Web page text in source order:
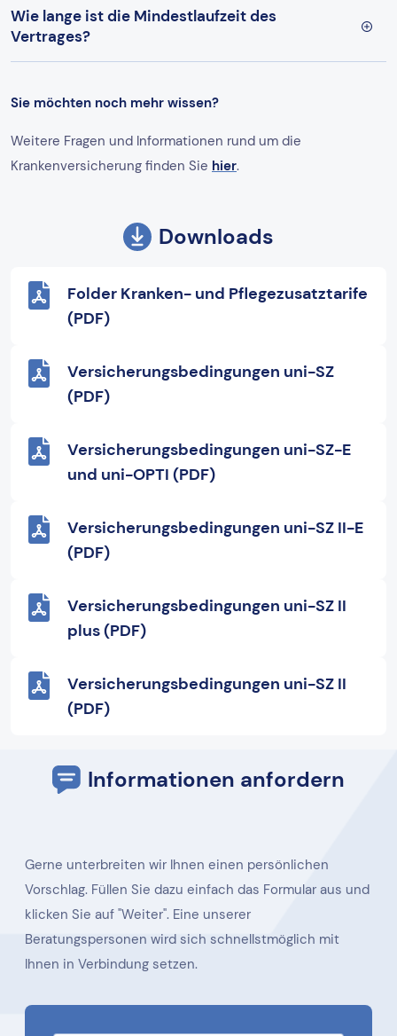
Wie lange ist die Mindestlaufzeit des
Vertrages?
Sie möchten noch mehr wissen?
Weitere Fragen und Informationen rund um die
Krankenversicherung finden Sie hier.
Downloads
Folder Kranken- und Pflegezusatztarife
(PDF)
Versicherungsbedingungen uni-SZ
(PDF)
Versicherungsbedingungen uni-SZ-E
und uni-OPTI (PDF)
Versicherungsbedingungen uni-SZ II-E
(PDF)
Versicherungsbedingungen uni-SZ II
plus (PDF)
Versicherungsbedingungen uni-SZ II
(PDF)
Informationen anfordern
Gerne unterbreiten wir Ihnen einen persönlichen
Vorschlag. Füllen Sie dazu einfach das Formular aus und
klicken Sie auf "Weiter". Eine unserer
Beratungspersonen wird sich schnellstmöglich mit
Ihnen in Verbindung setzen.